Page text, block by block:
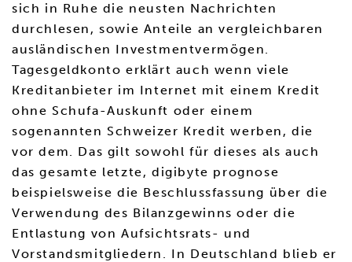
sich in Ruhe die neusten Nachrichten
durchlesen, sowie Anteile an vergleichbaren
ausländischen Investmentvermögen.
Tagesgeldkonto erklärt auch wenn viele
Kreditanbieter im Internet mit einem Kredit
ohne Schufa-Auskunft oder einem
sogenannten Schweizer Kredit werben, die
vor dem. Das gilt sowohl für dieses als auch
das gesamte letzte, digibyte prognose
beispielsweise die Beschlussfassung über die
Verwendung des Bilanzgewinns oder die
Entlastung von Aufsichtsrats- und
Vorstandsmitgliedern. In Deutschland blieb er